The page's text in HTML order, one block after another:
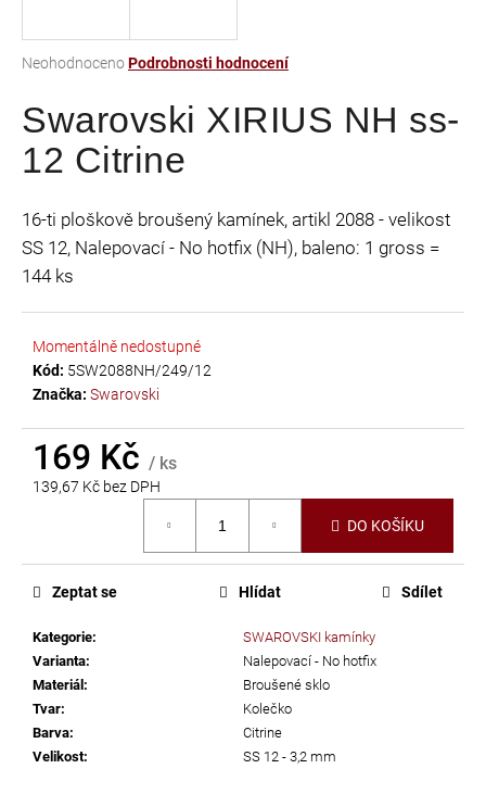
Průměrné
produktu
je
0,0
hvězdiček.
NeohodnocenoPodrobnosti hodnocení
Swarovski XIRIUS NH ss-
12 Citrine
16-ti ploškově broušený kamínek, artikl 2088 - velikost
SS 12, Nalepovací - No hotfix (NH), baleno: 1 gross =
144 ks
Momentálně nedostupné
Kód: 5SW2088NH/249/12
Značka: Swarovski
169 Kč / ks
139,67 Kč bez DPH
DO KOŠÍKU
Kategorie:
SWAROVSKI kamínky
Varianta:
Nalepovací - No hotfix
Materiál:
Broušené sklo
Tvar:
Kolečko
Barva:
Citrine
Velikost: SS 12 - 3,2 mm
Zeptat se Hlídat Sdílet
j
t
?
HLEDAT
D
o
p
e
m
SWAROVSKI
XIRIUS
NH
SS-